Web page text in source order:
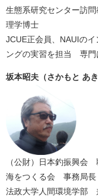
生態系研究センター訪問
理学博士
JCUE正会員、NAUIの
ングの実習を担当 専門
坂本昭夫（さかもと あき
（公財）日本釣振興会
海をつくる会 事務局長
法政大学人間環境学部